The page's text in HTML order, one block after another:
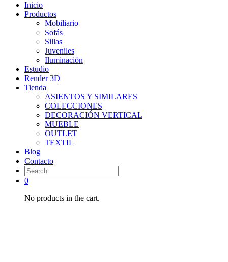
Inicio
Productos
Mobiliario
Sofás
Sillas
Juveniles
Iluminación
Estudio
Render 3D
Tienda
ASIENTOS Y SIMILARES
COLECCIONES
DECORACIÓN VERTICAL
MUEBLE
OUTLET
TEXTIL
Blog
Contacto
0
No products in the cart.